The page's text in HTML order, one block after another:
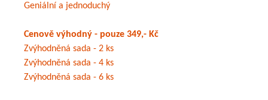
Geniální a jednoduchý
Cenově výhodný - pouze 349,- Kč
Zvýhodněná sada - 2 ks
Zvýhodněná sada - 4 ks
Zvýhodněná sada - 6 ks